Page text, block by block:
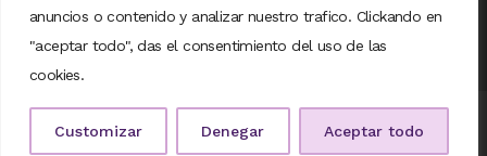
anuncios o contenido y analizar nuestro trafico. Clickando en
"aceptar todo", das el consentimiento del uso de las
cookies.
Customizar Denegar Aceptar todo